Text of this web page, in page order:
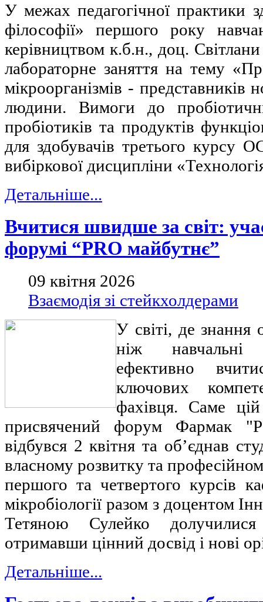
У межах педагогічної практики
філософії» першого року
керівництвом к.б.н., доц.
лабораторне заняття на тему
мікроорганізмів - представників
людини. Вимоги до
пробіотиків та продуктів
для здобувачів третього курсу
вибіркової дисципліни
Детальніше...
Вчитися швидше за світ:
форумі “PRO майбутнє”
09 квітня 2026
Взаємодія зі стейкхолдерами
У світі, де
ніж навчальні
ефективно
ключових
фахівця. Саме
присвячений форум Фармак
відбувся 2 квітня та об’єднав
власному розвитку та
першого та четвертого курсів
мікробіології разом з доцентом
Тетяною Сулейко
отримавши цінний досвід і нові
Детальніше...